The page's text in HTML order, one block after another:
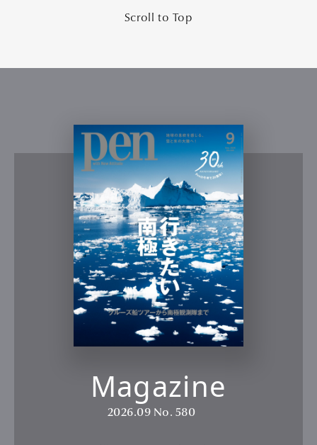
Scroll to Top
Magazine
2026.09 No. 580